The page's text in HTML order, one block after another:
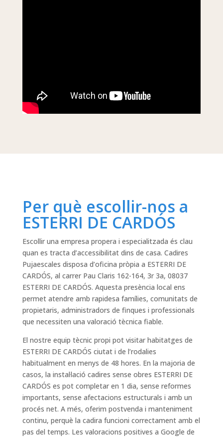
Per què escollir-nos a
ESTERRI DE CARDÓS
Escollir una empresa propera i especialitzada és clau
quan es tracta d’accessibilitat dins de casa. Cadires
Pujaescales disposa d’oficina pròpia a ESTERRI DE
CARDÓS, al carrer Pau Claris 162-164, 3r 3a, 08037
ESTERRI DE CARDÓS. Aquesta presència local ens
permet atendre amb rapidesa famílies, comunitats de
propietaris, administradors de finques i professionals
que necessiten una valoració tècnica fiable.
El nostre equip tècnic propi pot visitar habitatges de
ESTERRI DE CARDÓS ciutat i de l’rodalies
habitualment en menys de 48 hores. En la majoria de
casos, la instal·lació cadires sense obres ESTERRI DE
CARDÓS es pot completar en 1 dia, sense reformes
importants, sense afectacions estructurals i amb un
procés net. A més, oferim postvenda i manteniment
continu, perquè la cadira funcioni correctament amb el
pas del temps. Les valoracions positives a Google de